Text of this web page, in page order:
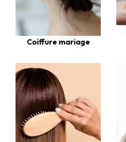
Coiffure mariage